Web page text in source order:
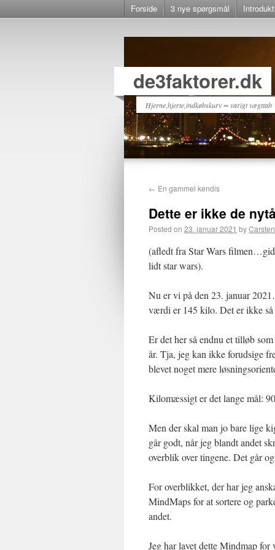
Forside 3 nye spørgsmål
de3faktorer.dk
Hjerne,hjerte,indkøbskurv = varigt vægttab
← En gammel kendis
Dette er ikke de
Posted on 23. januar 2021 byCarsten
(afledt fra Star Wars
lidt star wars).
Nu er vi på den 23. januar
værdi er 145 kilo. Det er ikke
Er det her så endnu et tilløb
år. Tja, jeg kan ikke forudsige
blevet noget mere
Kilomæssigt er det lange mål:
Men der skal man jo bare lige
går godt, når jeg blandt andet
overblik over tingene. Det går
For overblikket, der har jeg
MindMaps for at sortere og
andet.
Jeg har lavet dette Mindmap